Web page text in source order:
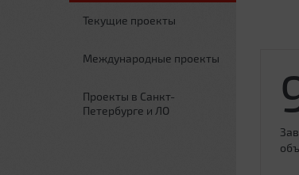
Текущие проекты
Международные проекты
Проекты в Санкт-
Петербурге и ЛО